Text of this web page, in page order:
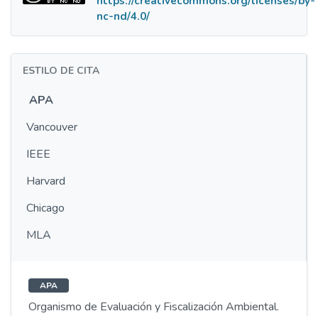
nc-nd/4.0/
ESTILO DE CITA
APA
Vancouver
IEEE
Harvard
Chicago
MLA
APA
Organismo de Evaluación y Fiscalización Ambiental.